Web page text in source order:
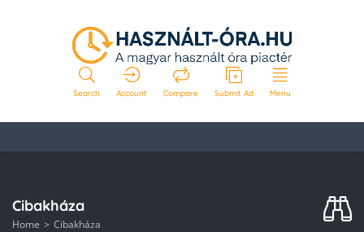
Search Account Compare Submit Ad Menu
Cibakháza
Home Cibakháza